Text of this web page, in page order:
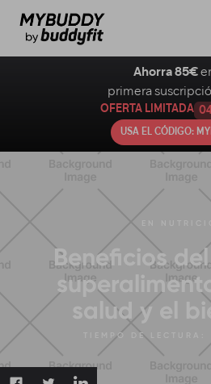
Beneficios
salud y el
TIEMPO DE LECTURA:
Ahorra 85€
primera
OFERTA LIMITADA
USA EL CÓDIGO: